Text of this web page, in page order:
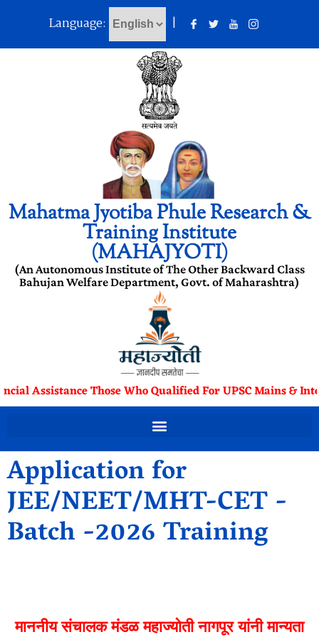
Language: |
Mahatma Jyotiba Phule Research &
Training Institute
(MAHAJYOTI)
(An Autonomous Institute of The Other Backward Class
Bahujan Welfare Department, Govt. of Maharashtra)
Assistance Those Who Qualified For UPSC Mains &
Application for
JEE/NEET/MHT-CET -
Batch -2026 Training
माननीय संचालक मंडळ महाज्योती नागपूर यांनी मान्यता